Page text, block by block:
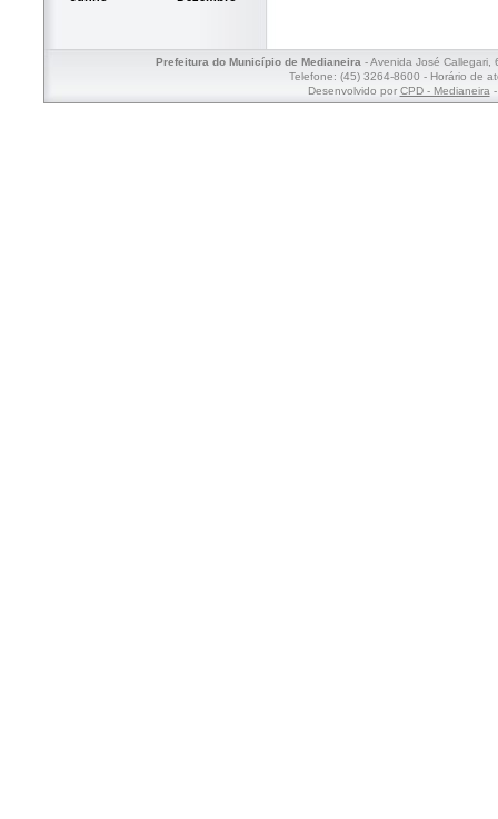
Prefeitura do Município de Medianeira- Avenida José Callegari,
Telefone: (45) 3264-8600 - Horário de
Desenvolvido por CPD - Medianeira-